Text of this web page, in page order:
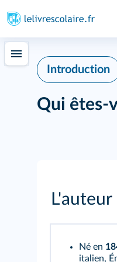
Introduction
Qui êtes-
Né en
italien,